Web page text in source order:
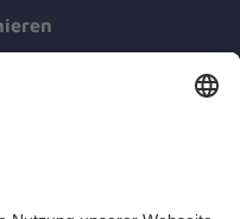
Arbeit.